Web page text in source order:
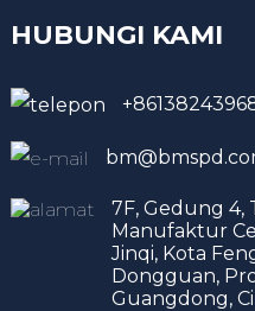
HUBUNGI KAMI
7F, Gedung 4,
Manufaktur
Jinqi, Kota
Dongguan,
Guangdong,